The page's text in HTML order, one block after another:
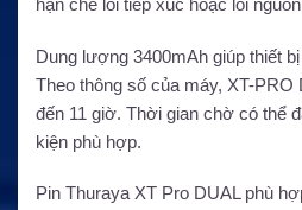
hạn chế lỗi tiếp xúc hoặc lỗi
Dung lượng 3400mAh giúp thiết
Theo thông số của máy, XT-PRO
đến 11 giờ. Thời gian chờ có thể
kiện phù hợp.
Pin Thuraya XT Pro DUAL phù